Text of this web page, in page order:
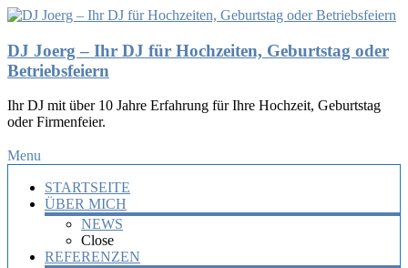
DJ Joerg – Ihr DJ für Hochzeiten, Geburtstag oder
Betriebsfeiern
Ihr DJ mit über 10 Jahre Erfahrung für Ihre Hochzeit, Geburtstag
oder Firmenfeier.
Menu
STARTSEITE
ÜBER MICH
NEWS
Close
REFERENZEN